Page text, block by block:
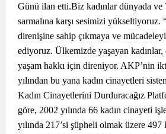
Günü ilan etti.Biz kadınlar dünyada ve
sarmalına karşı sesimizi
direnişine sahip çıkmaya ve
ediyoruz. Ülkemizde yaşayan kadınlar,
yaşam hakkı için direniyor. AKP’nin
yılından bu yana kadın cinayetleri
Kadın Cinayetlerini Durduracağız
göre, 2002 yılında 66 kadın cinayeti
yılında 217’si şüpheli olmak üzere 497